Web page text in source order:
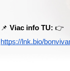
📌 Viac info TU:
https://lnk.bio/